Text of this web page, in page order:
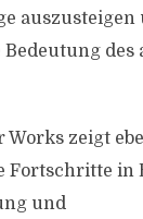
auszusteigen
des
Works zeigt
Fortschritte in
und